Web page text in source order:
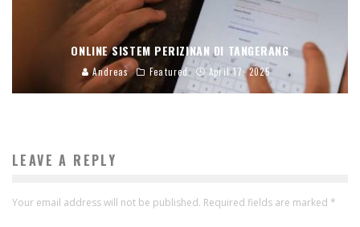
ONLINE SISTEM PERIZINAN DI TANGERANG
Andreas Featured April 17, 2025
LEAVE A REPLY
Your email address will not be published. Required fields are marked *